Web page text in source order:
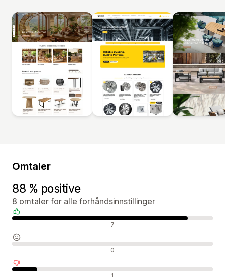
Omtaler
88 % positive
8 omtaler for alle forhåndsinnstillinger
Positive omtaler 7
Nøytrale omtaler 0
Negative omtaler